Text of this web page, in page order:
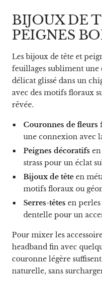
BIJOUX DE
PEIGNES
Les bijoux de tête et
feuillages subliment
délicat glissé dans un
avec des motifs floraux
rêvée.
Couronnes de fleurs
une connexion avec
Peignes décoratifs
strass pour un éclat
Bijoux de têteen
motifs floraux ou
Serres-têtes en perles
dentelle pour un
Pour mixer les
headband fin avec
couronne légère
naturelle, sans